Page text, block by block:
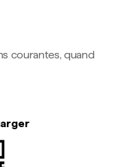
courantes, quand